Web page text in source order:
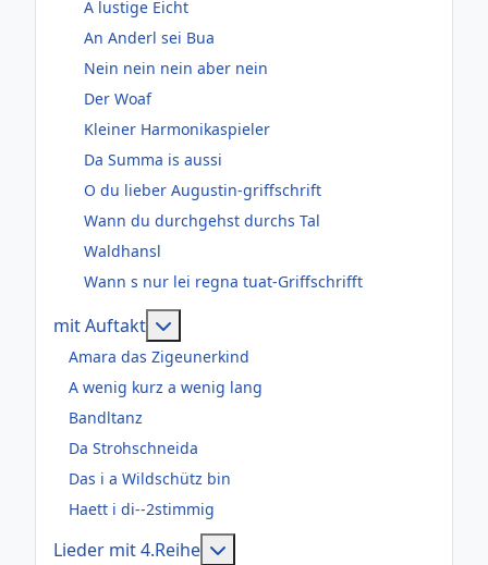
A lustige Eicht
An Anderl sei Bua
Nein nein nein aber nein
Der Woaf
Kleiner Harmonikaspieler
Da Summa is aussi
O du lieber Augustin-griffschrift
Wann du durchgehst durchs Tal
Waldhansl
Wann s nur lei regna tuat-Griffschrifft
mit Auftakt
Amara das Zigeunerkind
A wenig kurz a wenig lang
Bandltanz
Da Strohschneida
Das i a Wildschütz bin
Haett i di--2stimmig
Lieder mit 4.Reihe